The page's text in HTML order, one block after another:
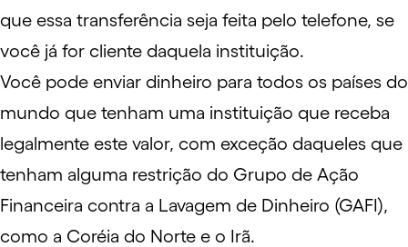
que essa transferência seja feita pelo telefone, se
você já for cliente daquela instituição.
Você pode enviar dinheiro para todos os países do
mundo que tenham uma instituição que receba
legalmente este valor, com exceção daqueles que
tenham alguma restrição do Grupo de Ação
Financeira contra a Lavagem de Dinheiro (GAFI),
como a Coréia do Norte e o Irã.